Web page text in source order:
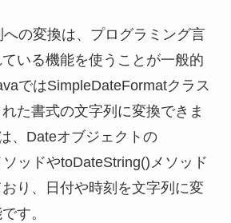
の変換は、プログラミング言
いる機能を使うことが一般的
ではSimpleDateFormatクラス
た書式の文字列に変換できま
、Dateオブジェクトの
ッドやtoDateString()メソッド
り、日付や時刻を文字列に変
す。